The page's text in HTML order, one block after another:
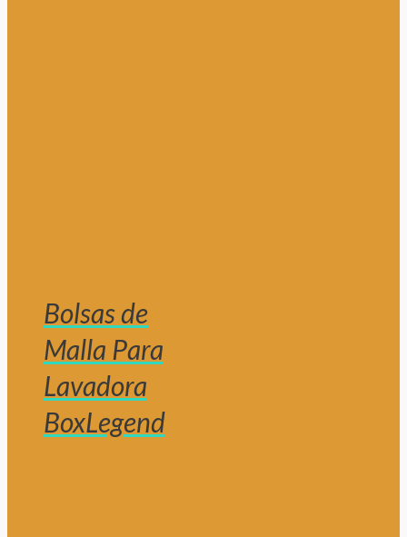
Bolsas de
Malla Para
Lavadora
BoxLegend